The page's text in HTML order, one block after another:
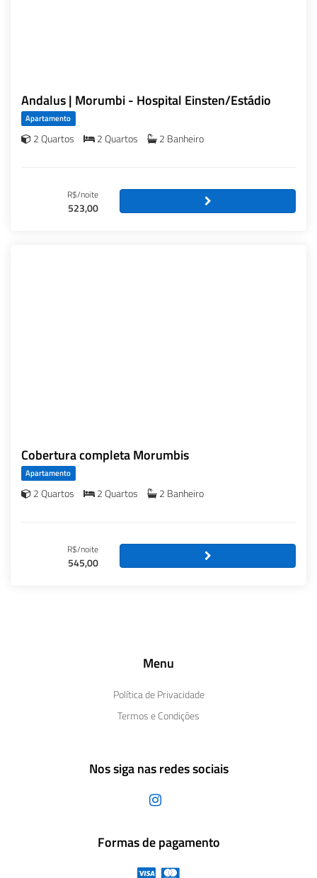
Andalus | Morumbi - Hospital Einsten/Estádio
Apartamento
2 Quartos 2 Quartos 2 Banheiro
R$/noite
523,00
Cobertura completa Morumbis
Apartamento
2 Quartos 2 Quartos 2 Banheiro
R$/noite
545,00
Menu
Política de Privacidade
Termos e Condições
Nos siga nas redes sociais
Formas de pagamento